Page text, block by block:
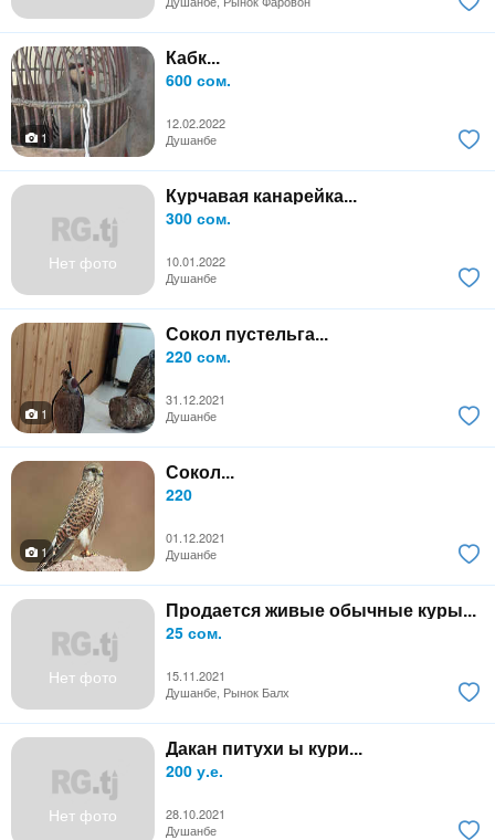
Кабк...
600 сом.
12.02.2022
1
Душанбе
Нет фото
Курчавая канарейка...
300 сом.
10.01.2022
Душанбе
Сокол пустельга...
220 сом.
31.12.2021
1
Душанбе
Сокол...
220
01.12.2021
1
Душанбе
Нет фото
Продается живые обычные куры...
25 сом.
15.11.2021
Душанбе, Рынок Балх
Нет фото
Дакан питухи ы кури...
200 у.е.
28.10.2021
Душанбе